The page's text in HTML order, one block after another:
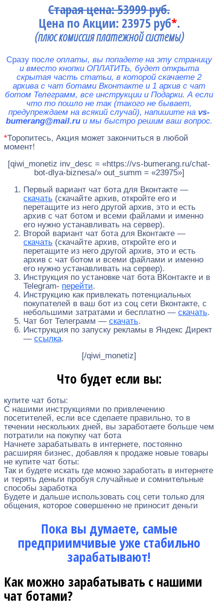
Старая цена: 53999 руб.
Цена по Акции: 23975 руб*.
(плюс комиссия платежной системы)
Сразу после оплаты, вы попадете на эту страницу
и вместо кнопки ОПЛАТИТЬ, будет открыта
скрытая часть статьи, в которой скачаете 2
архива с чат ботами Вконтакте и 1 архив с чат
ботом Телеграмм, все инструкции и Подарки.А если
что то пошло не так (такого не бывает,
предупреждаем на всякий случай), напишите на vs-
bumerang@mail.ruи мы быстро решим ваш вопрос.
*Торопитесь, Акция может закончиться в любой
момент!
[qiwi_monetiz inv_desc = «https://vs-bumerang.ru/chat-
bot-dlya-biznesa/» out_summ = «23975»]
Первый вариант чат бота для Вконтакте —
скачать (скачайте архив, откройте его и
перетащите из него другой архив, это и есть
архив с чат ботом и всеми файлами и именно
его нужно устанавливать на сервер).
Второй вариант чат бота для Вконтакте —
скачать (скачайте архив, откройте его и
перетащите из него другой архив, это и есть
архив с чат ботом и всеми файлами и именно
его нужно устанавливать на сервер).
Инструкция по установке чат бота ВКонтакте и в
Telegram- перейти.
Инструкцию как привлекать потенциальных
покупателей в ваш бот из соц сети Вконтакте, с
небольшими затратами и бесплатно — скачать.
Чат бот Телеграмм — скачать.
Инструкция по запуску рекламы в Яндекс Директ
— ссылка.
[/qiwi_monetiz]
Что будет если вы:
купите чат боты:
С нашими инструкциями по привлечению
посетителей, если все сделаете правильно, то в
течении нескольких дней, вы заработаете больше чем
потратили на покупку чат бота
Начнете зарабатывать в интернете, постоянно
расширяя бизнес, добавляя к продаже новые товары
не купите чат боты:
Так и будете искать где можно заработать в интернете
и терять деньги пробуя случайные и сомнительные
способы заработка
Будете и дальше использовать соц сети только для
общения, которое совершенно не приносит деньги
Пока вы думаете, самые
предприимчивые уже стабильно
зарабатывают!
Как можно зарабатывать с нашими
чат ботами?